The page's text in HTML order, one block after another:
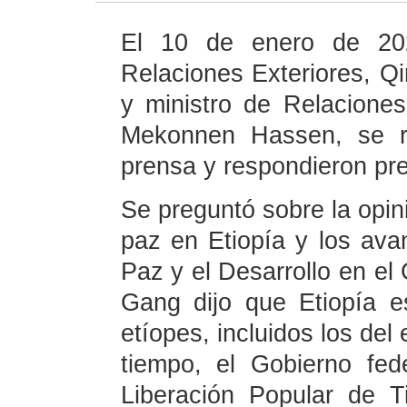
El 10 de enero de
Relaciones Exteriores,
y ministro de
Mekonnen Hassen, se
prensa y respondieron
Se preguntó sobre la
paz en Etiopía y los
Paz y el Desarrollo en el
Gang dijo que Etiopía
etíopes, incluidos los del
tiempo, el Gobierno
Liberación Popular de